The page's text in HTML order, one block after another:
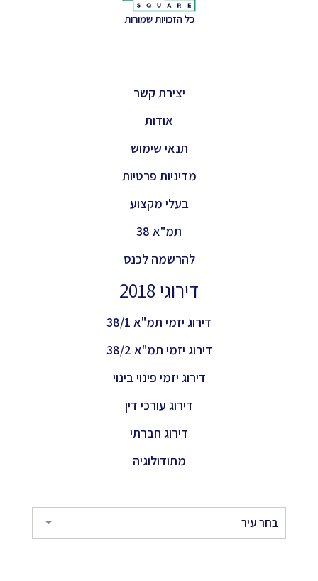
כל הזכויות שמורות
יצירת קשר
אודות
תנאי שימוש
מדיניות פרטיות
בעלי מקצוע
תמ"א 38
להרשמה לכנס
דירוגי 2018
דירוג יזמי תמ"א 38/1
דירוג יזמי תמ"א 38/2
דירוג יזמי פינוי בינוי
דירוג עורכי דין
דירוג חברתי
מתודולוגיה